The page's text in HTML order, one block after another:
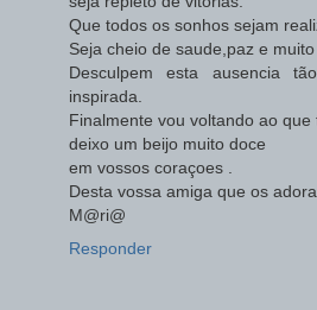
Que todos os sonhos sejam
Seja cheio de saude,paz e muito
Desculpem esta ausencia
inspirada.
Finalmente vou voltando ao
deixo um beijo muito doce
em vossos coraçoes .
Desta vossa amiga que os
M@ri@
Responder